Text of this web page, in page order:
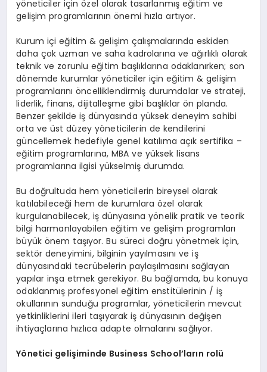
yöneticiler için özel olarak tasarlanmış eğitim ve
gelişim programlarının önemi hızla artıyor.
Kurum içi eğitim & gelişim çalışmalarında eskiden
daha çok uzman ve saha kadrolarına ve ağırlıklı olarak
teknik ve zorunlu eğitim başlıklarına odaklanırken; son
dönemde kurumlar yöneticiler için eğitim & gelişim
programlarını öncelliklendirmiş durumdalar ve strateji,
liderlik, finans, dijitalleşme gibi başlıklar ön planda.
Benzer şekilde iş dünyasında yüksek deneyim sahibi
orta ve üst düzey yöneticilerin de kendilerini
güncellemek hedefiyle genel katılıma açık sertifika –
eğitim programlarına, MBA ve yüksek lisans
programlarına ilgisi yükselmiş durumda.
Bu doğrultuda hem yöneticilerin bireysel olarak
katılabileceği hem de kurumlara özel olarak
kurgulanabilecek, iş dünyasına yönelik pratik ve teorik
bilgi harmanlayabilen eğitim ve gelişim programları
büyük önem taşıyor. Bu süreci doğru yönetmek için,
sektör deneyimini, bilginin yayılmasını ve iş
dünyasındaki tecrübelerin paylaşılmasını sağlayan
yapılar inşa etmek gerekiyor. Bu bağlamda, bu konuya
odaklanmış profesyonel eğitim enstitülerinin / iş
okullarının sunduğu programlar, yöneticilerin mevcut
yetkinliklerini ileri taşıyarak iş dünyasının değişen
ihtiyaçlarına hızlıca adapte olmalarını sağlıyor.
Yönetici gelişiminde Business School’ların rolü